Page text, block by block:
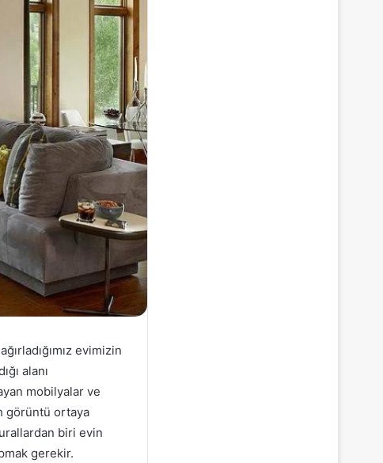
evimizin
alanı
mobilyalar ve
görüntü ortaya
biri evin
gerekir.